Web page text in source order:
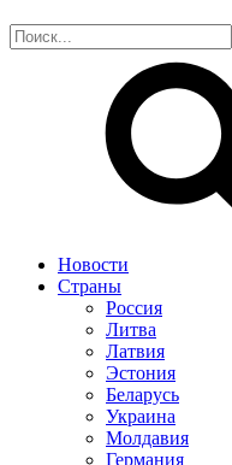
Новости
Страны
Россия
Литва
Латвия
Эстония
Беларусь
Украина
Молдавия
Германия